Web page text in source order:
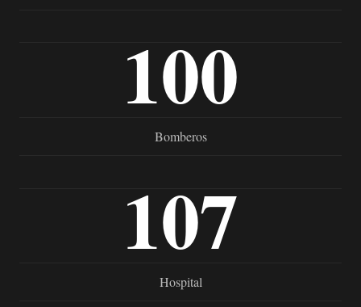
100
Bomberos
107
Hospital